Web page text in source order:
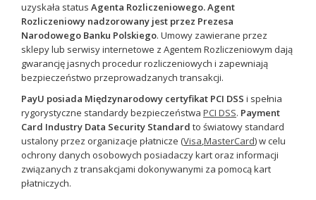
uzyskała status Agenta Rozliczeniowego.Agent
Rozliczeniowy nadzorowany jest przez Prezesa
Narodowego Banku Polskiego. Umowy zawierane przez
sklepy lub serwisy internetowe z Agentem Rozliczeniowym dają
gwarancję jasnych procedur rozliczeniowych i zapewniają
bezpieczeństwo przeprowadzanych transakcji.
PayU posiada Międzynarodowy certyfikat PCI DSS i spełnia
rygorystyczne standardy bezpieczeństwa PCI DSS. Payment
Card Industry Data Security Standard to światowy standard
ustalony przez organizacje płatnicze (Visa,MasterCard) w celu
ochrony danych osobowych posiadaczy kart oraz informacji
związanych z transakcjami dokonywanymi za pomocą kart
płatniczych.